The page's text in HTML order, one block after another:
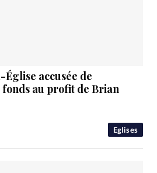
Eglises
accusée de
au profit de Brian